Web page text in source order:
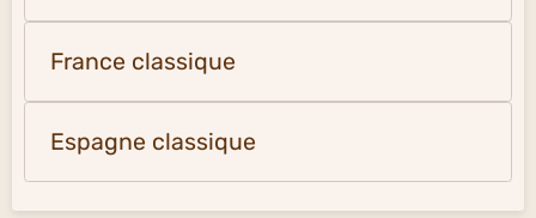
France classique
Espagne classique